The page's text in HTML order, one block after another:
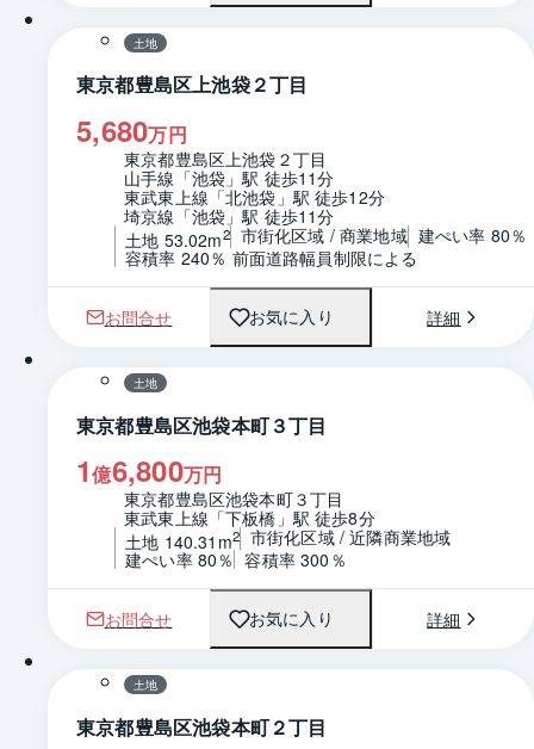
土地
東京都豊島区上池袋２丁目
5,680万円
東京都豊島区上池袋２丁目
山手線「池袋」駅 徒歩11分
東武東上線「北池袋」駅 徒歩12分
埼京線「池袋」駅 徒歩11分
土地 53.02m2 市街化区域 / 商業地域 建ぺい率 80％
容積率 240％ 前面道路幅員制限による
お問合せ お気に入り 詳細
1 / 0 区画図
土地
東京都豊島区池袋本町３丁目
1億6,800万円
東京都豊島区池袋本町３丁目
東武東上線「下板橋」駅 徒歩8分
土地 140.31m2 市街化区域 / 近隣商業地域
建ぺい率 80％ 容積率 300％
お問合せ お気に入り 詳細
1 / 0 区画図
土地
東京都豊島区池袋本町２丁目